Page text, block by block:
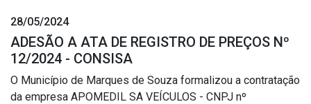
28/05/2024
ADESÃO A ATA DE REGISTRO DE PREÇOS Nº
12/2024 - CONSISA
O Município de Marques de Souza formalizou a contratação
da empresa APOMEDIL SA VEÍCULOS - CNPJ nº